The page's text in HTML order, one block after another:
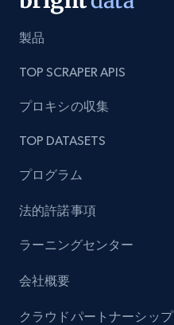
製品
TOP SCRAPER APIS
プロキシの収集
TOP DATASETS
プログラム
法的許諾事項
ラーニングセンター
会社概要
クラウドパートナーシップ